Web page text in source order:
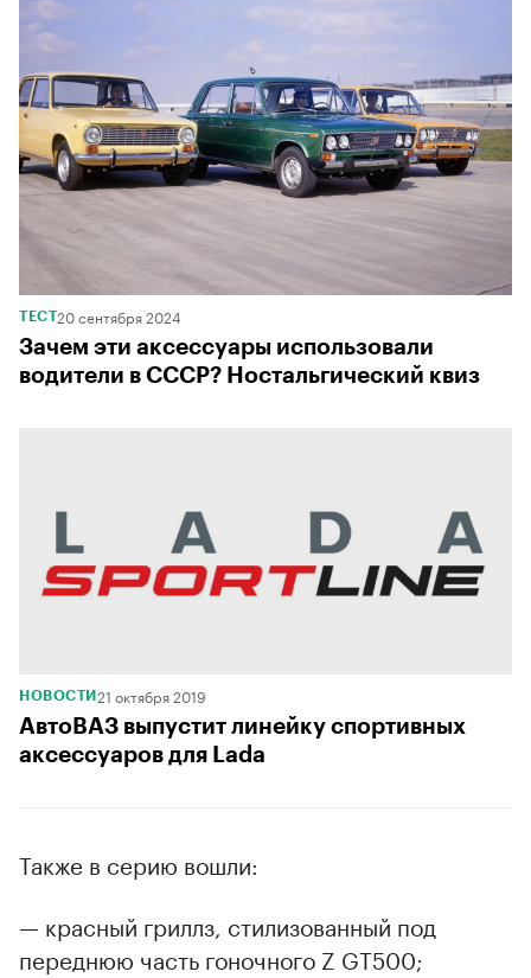
ТЕСТ 20 сентября 2024
Зачем эти аксессуары использовали
водители в СССР? Ностальгический квиз
НОВОСТИ 21 октября 2019
АвтоВАЗ выпустит линейку спортивных
аксессуаров для Lada
Также в серию вошли:
— красный гриллз, стилизованный под
переднюю часть гоночного Z GT500;